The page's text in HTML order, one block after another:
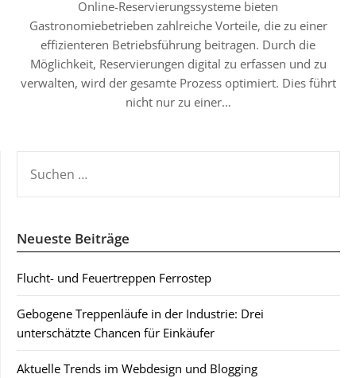
Online-Reservierungssysteme bieten
Gastronomiebetrieben zahlreiche Vorteile, die zu einer
effizienteren Betriebsführung beitragen. Durch die
Möglichkeit, Reservierungen digital zu erfassen und zu
verwalten, wird der gesamte Prozess optimiert. Dies führt
nicht nur zu einer…
NACH:
Neueste Beiträge
Flucht- und Feuertreppen Ferrostep
Gebogene Treppenläufe in der Industrie: Drei
unterschätzte Chancen für Einkäufer
Aktuelle Trends im Webdesign und Blogging